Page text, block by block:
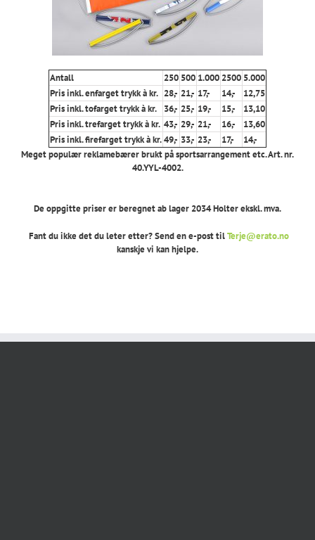
Antall 250 500 1.000 2500 5.000
Pris inkl. enfarget trykk à kr. 28,- 21,- 17,- 14,-
12,75
Pris inkl. tofarget trykk à kr.
36,- 25,- 19,- 15,-
13,10
Pris inkl. trefarget trykk à kr. 43,- 29,- 21,- 16,-
13,60
Pris inkl. firefarget trykk à kr.49,- 33,- 23,- 17,-
14,-
Meget populær reklamebærer brukt på sportsarrangement etc. Art. nr.
40.YYL-4002.
De oppgitte priser er beregnet ab lager 2034 Holter ekskl. mva.
Fant du ikke det du leter etter? Send en e-post tilTerje@erato.no
kanskje vi kan hjelpe.